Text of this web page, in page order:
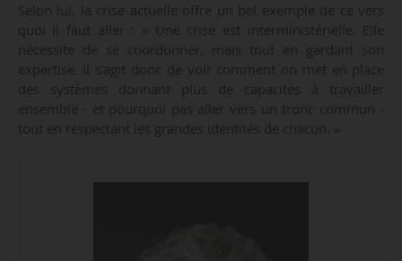
Selon lui, la crise actuelle offre un bel exemple de ce vers
quoi il faut aller : « Une crise est interministérielle. Elle
nécessite de se coordonner, mais tout en gardant son
expertise. Il s’agit donc de voir comment on met en place
des systèmes donnant plus de capacités à travailler
ensemble - et pourquoi pas aller vers un tronc commun -
tout en respectant les grandes identités de chacun. »